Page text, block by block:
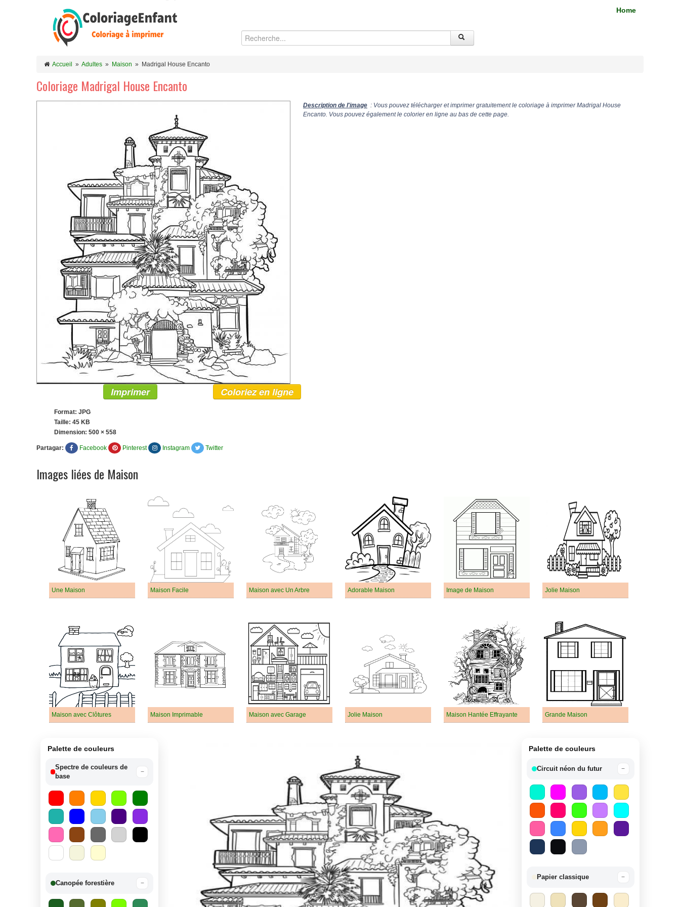
Home
Accueil » Adultes » Maison » Madrigal House Encanto
Coloriage Madrigal House Encanto
Description de l'image : Vous pouvez télécharger et imprimer gratuitement le coloriage à imprimer Madrigal House
Encanto. Vous pouvez également le colorier en ligne au bas de cette page.
Imprimer Coloriez en ligne
Format: JPG
Taille: 45 KB
Dimension: 500 × 558
Partagar: Facebook Pinterest Instagram Twitter
Images liées de Maison
Une Maison Maison Facile Maison avec Un Arbre Adorable Maison Image de Maison Jolie Maison
Maison avec Clôtures Maison Imprimable Maison avec Garage Jolie Maison Maison Hantée Effrayante Grande Maison
Palette de couleurs
Spectre de couleurs de
base
−
Canopée forestière −
Palette de couleurs
Circuit néon du futur −
Papier classique −